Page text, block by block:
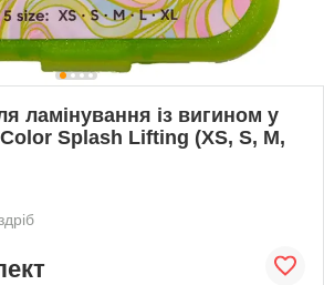
ламінування із вигином у
Color Splash Lifting (XS, S, M,